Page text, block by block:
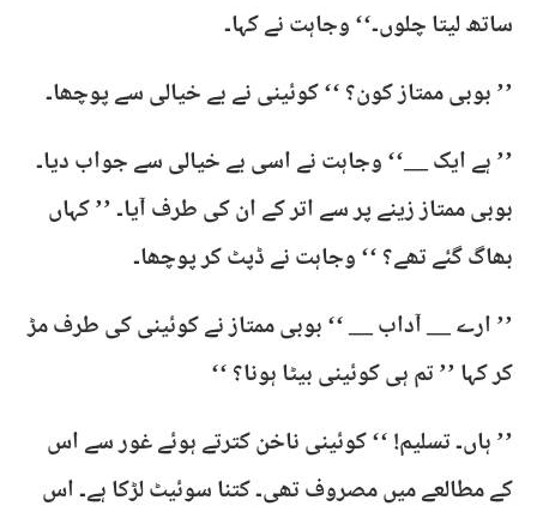
ساتھ لیتا چلوں۔‘‘ وجاہت نے کہا۔
’’ بوبی ممتاز کون؟ ‘‘ کوئینی نے بے خیالی سے پوچھا۔
’’ ہے ایک __‘‘ وجاہت نے اسی بے خیالی سے جواب دیا۔
بوبی ممتاز زینے پر سے اتر کے ان کی طرف آیا۔ ’’ کہاں
بھاگ گئے تھے؟ ‘‘ وجاہت نے ڈپٹ کر پوچھا۔
’’ ارے __ آداب __ ‘‘ بوبی ممتاز نے کوئینی کی طرف مڑ
کر کہا ’’ تم ہی کوئینی بیٹا ہونا؟ ‘‘
’’ ہاں۔ تسلیم! ‘‘ کوئینی ناخن کترتے ہوئے غور سے اس
کے مطالعے میں مصروف تھی۔ کتنا سوئیٹ لڑکا ہے۔ اس